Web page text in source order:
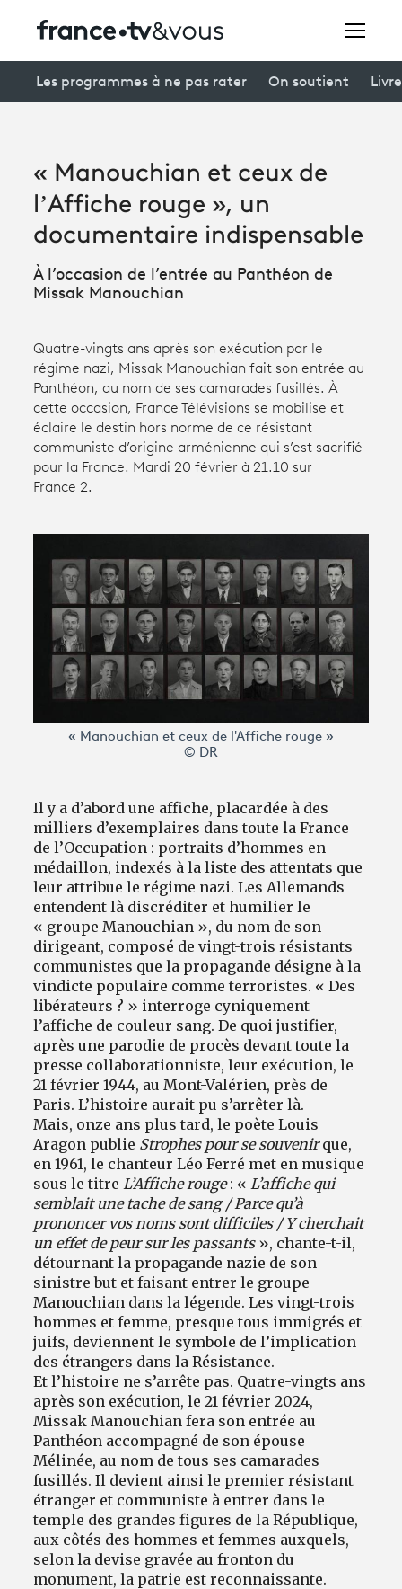
Avantages fidélité
À la une
Participer et assister à une émission
Productions et innovation
Programme tv
Les programmes à ne pas rater On soutient
« Manouchian et ceux de
l’Affiche rouge », un
documentaire indispensable
À l’occasion de l’entrée au Panthéon de
Missak Manouchian
Quatre-vingts ans après son exécution par le
régime nazi, Missak Manouchian fait son entrée au
Panthéon, au nom de ses camarades fusillés. À
cette occasion, France Télévisions se mobilise et
éclaire le destin hors norme de ce résistant
communiste d’origine arménienne qui s’est sacrifié
pour la France. Mardi 20 février à 21.10 sur
France 2.
« Manouchian et ceux de l'Affiche rouge »
© DR
Il y a d’abord une affiche, placardée à des
milliers d’exemplaires dans toute la France
de l’Occupation : portraits d’hommes en
médaillon, indexés à la liste des attentats que
leur attribue le régime nazi. Les Allemands
entendent là discréditer et humilier le
« groupe Manouchian », du nom de son
dirigeant, composé de vingt-trois résistants
communistes que la propagande désigne à la
vindicte populaire comme terroristes. « Des
libérateurs ? » interroge cyniquement
l’affiche de couleur sang. De quoi justifier,
après une parodie de procès devant toute la
presse collaborationniste, leur exécution, le
21 février 1944, au Mont-Valérien, près de
Paris. L’histoire aurait pu s’arrêter là.
Mais, onze ans plus tard, le poète Louis
Aragon publie Strophes pour se souvenirque,
en 1961, le chanteur Léo Ferré met en musique
sous le titre L’Affiche rouge: « L’affiche qui
semblait une tache de sang / Parce qu’à
prononcer vos noms sont difficiles / Y cherchait
un effet de peur sur les passants», chante-t-il,
détournant la propagande nazie de son
sinistre but et faisant entrer le groupe
Manouchian dans la légende. Les vingt-trois
hommes et femme, presque tous immigrés et
juifs, deviennent le symbole de l’implication
des étrangers dans la Résistance.
Et l’histoire ne s’arrête pas. Quatre-vingts ans
après son exécution, le 21 février 2024,
Missak Manouchian fera son entrée au
Panthéon accompagné de son épouse
Mélinée, au nom de tous ses camarades
fusillés. Il devient ainsi le premier résistant
étranger et communiste à entrer dans le
temple des grandes figures de la République,
aux côtés des hommes et femmes auxquels,
selon la devise gravée au fronton du
monument, la patrie est reconnaissante.